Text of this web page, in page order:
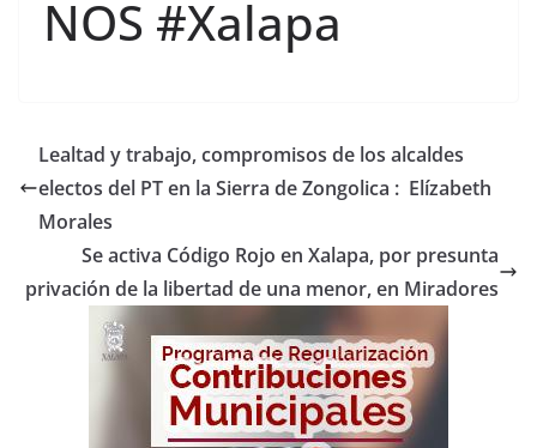
NOS #Xalapa
Lealtad y trabajo, compromisos de los alcaldes
electos del PT en la Sierra de Zongolica : Elízabeth
Morales
Se activa Código Rojo en Xalapa, por presunta
privación de la libertad de una menor, en Miradores